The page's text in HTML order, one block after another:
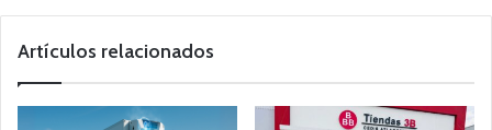
Artículos relacionados